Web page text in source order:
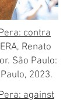
contra
Renato
São Paulo:
2023.
against